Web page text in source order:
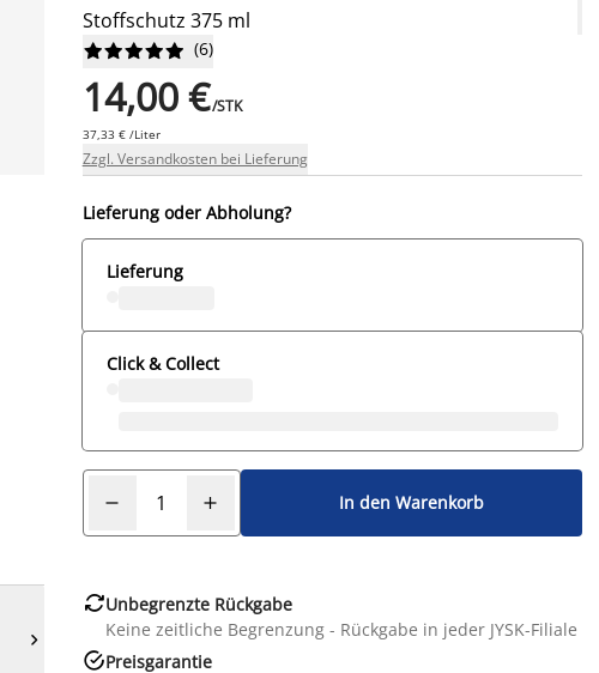

Stoffschutz 375 ml





 (6)
14,00 €/STK
37,33 € /Liter
Zzgl. Versandkosten bei Lieferung
Lieferung oder Abholung?
Lieferung
Click & Collect
In den Warenkorb
Unbegrenzte Rückgabe
Keine zeitliche Begrenzung - Rückgabe in jeder JYSK-Filiale
Preisgarantie